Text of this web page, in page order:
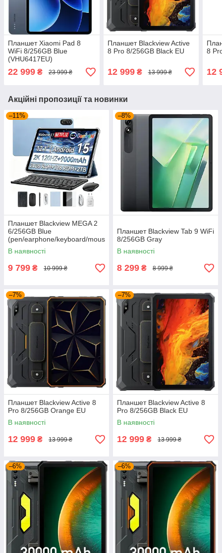
Планшет Xiaomi Pad 8
WiFi 8/256GB Blue
(VHU6417EU)
22 999 ₴ 23 999 ₴
Планшет Blackview Active
8 Pro 8/256GB Black EU
12 999₴ 13 999 ₴
8
12
Акційні пропозиції та новинки
–11%
Планшет Blackview MEGA 2
6/256GB Blue
(pen/earphone/keyboard/mous
e/protect case)
В наявності
9 799 ₴ 10 999 ₴
–8%
Планшет Blackview Tab 9 WiFi
8/256GB Gray
В наявності
8 299 ₴ 8 999 ₴
–7%
Планшет Blackview Active 8
Pro 8/256GB Orange EU
В наявності
12 999 ₴ 13 999 ₴
–7%
Планшет Blackview Active 8
Pro 8/256GB Black EU
В наявності
12 999 ₴ 13 999 ₴
–6% –6%